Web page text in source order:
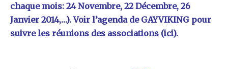
chaque mois: 24 Novembre, 22 Décembre, 26
Janvier 2014,…). Voir l’agenda de GAYVIKING pour
suivre les réunions des associations (ici).